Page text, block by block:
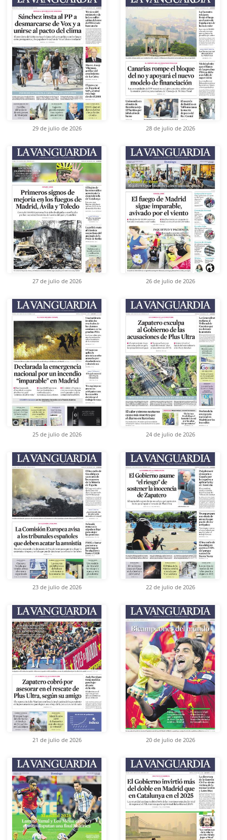
29 de julio de 2026 28 de julio de 2026
27 de julio de 2026 26 de julio de 2026
25 de julio de 2026 24 de julio de 2026
23 de julio de 2026 22 de julio de 2026
21 de julio de 2026 20 de julio de 2026